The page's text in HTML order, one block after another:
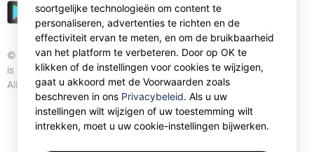
© Gettransport International Limited. GetTransport®
is trademark of Gettransport International Limited.
All rights reserved.
soortgelijke technologieën om content te
personaliseren, advertenties te richten en de
effectiviteit ervan te meten, en om de bruikbaarheid
van het platform te verbeteren. Door op OK te
klikken of de instellingen voor cookies te wijzigen,
gaat u akkoord met de Voorwaarden zoals
beschreven in ons Privacybeleid. Als u uw
instellingen wilt wijzigen of uw toestemming wilt
intrekken, moet u uw cookie-instellingen bijwerken.